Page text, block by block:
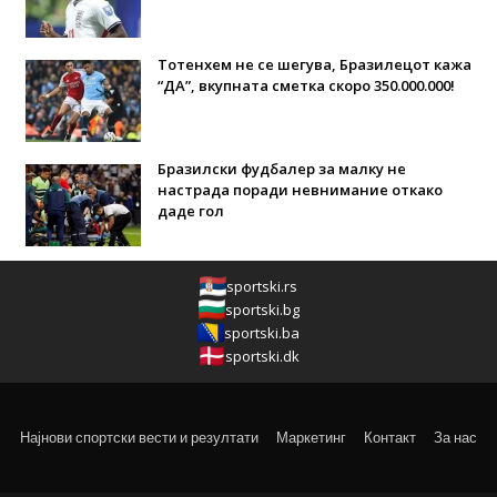
Тотенхем не се шегува, Бразилецот кажа
“ДА”, вкупната сметка скоро 350.000.000!
Бразилски фудбалер за малку не
настрада поради невнимание откако
даде гол
sportski.rs
sportski.bg
sportski.ba
sportski.dk
Најнови спортски вести и резултати Маркетинг Контакт За нас